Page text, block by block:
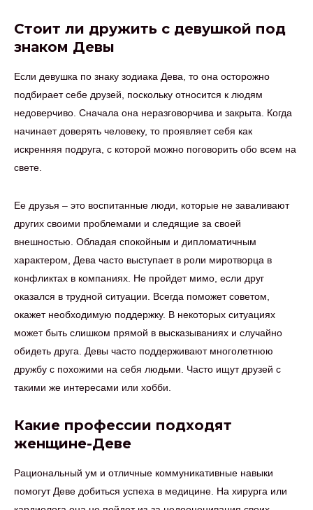
Стоит ли дружить с девушкой под
знаком Девы
Если девушка по знаку зодиака Дева, то она осторожно
подбирает себе друзей, поскольку относится к людям
недоверчиво. Сначала она неразговорчива и закрыта. Когда
начинает доверять человеку, то проявляет себя как
искренняя подруга, с которой можно поговорить обо всем на
свете.
Ее друзья – это воспитанные люди, которые не заваливают
других своими проблемами и следящие за своей
внешностью. Обладая спокойным и дипломатичным
характером, Дева часто выступает в роли миротворца в
конфликтах в компаниях. Не пройдет мимо, если друг
оказался в трудной ситуации. Всегда поможет советом,
окажет необходимую поддержку. В некоторых ситуациях
может быть слишком прямой в высказываниях и случайно
обидеть друга. Девы часто поддерживают многолетнюю
дружбу с похожими на себя людьми. Часто ищут друзей с
такими же интересами или хобби.
Какие профессии подходят
женщине-Деве
Рациональный ум и отличные коммуникативные навыки
помогут Деве добиться успеха в медицине. На хирурга или